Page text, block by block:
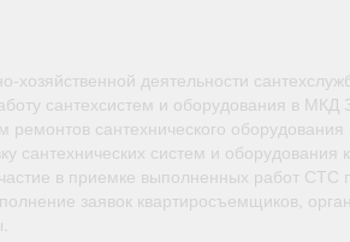
хозяйственной деятельности
сантехсистем и оборудования в МКД
ремонтов сантехнического
сантехнических систем и оборудования
в приемке выполненных работ СТС
заявок квартиросъемщиков,